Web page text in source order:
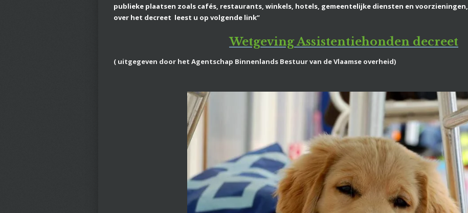
publieke plaatsen zoals cafés, restaurants, winkels, hotels, gemeentelijke diensten en voorzieningen,
over het decreet leest u op volgende link”
Wetgeving Assistentiehonden decreet
( uitgegeven door het Agentschap Binnenlands Bestuur van de Vlaamse overheid)